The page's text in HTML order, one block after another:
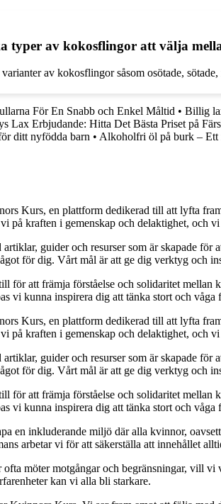
typer av kokosflingor att välja
av kokosflingor såsom osötade,
För En Snabb och Enkel Måltid • Billig
Lax Erbjudande: Hitta Det Bästa Priset på
ditt nyfödda barn • Alkoholfri öl på burk –
Kurs, en plattform dedikerad till att lyfta
på kraften i gemenskap och delaktighet, och
guider och resurser som är skapade
för dig. Vårt mål är att ge dig verktyg och
för att främja förståelse och solidaritet mellan
vi kunna inspirera dig att tänka stort och våga
Kurs, en plattform dedikerad till att lyfta
på kraften i gemenskap och delaktighet, och
guider och resurser som är skapade
för dig. Vårt mål är att ge dig verktyg och
för att främja förståelse och solidaritet mellan
vi kunna inspirera dig att tänka stort och våga
en inkluderande miljö där alla kvinnor,
arbetar vi för att säkerställa att innehållet
möter motgångar och begränsningar, vill
kan vi alla bli starkare.